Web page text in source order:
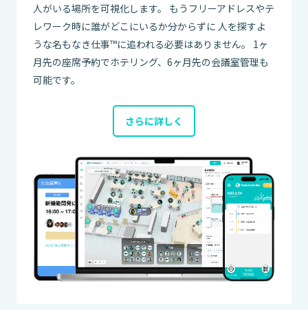
人がいる場所を可視化します。 もうフリーアドレスやテ
レワーク時に誰がどこにいるか分からずに 人を探すよ
うな名もなき仕事™に追われる必要はありません。 1ヶ
月先の座席予約でホテリング、6ヶ月先の会議室管理も
可能です。
さらに詳しく